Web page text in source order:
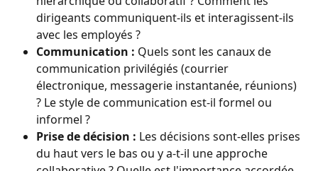
dirigeants communiquent-ils et interagissent-ils
avec les employés ?
Communication : Quels sont les canaux de
communication privilégiés (courrier
électronique, messagerie instantanée, réunions)
? Le style de communication est-il formel ou
informel ?
Prise de décision : Les décisions sont-elles prises
du haut vers le bas ou y a-t-il une approche